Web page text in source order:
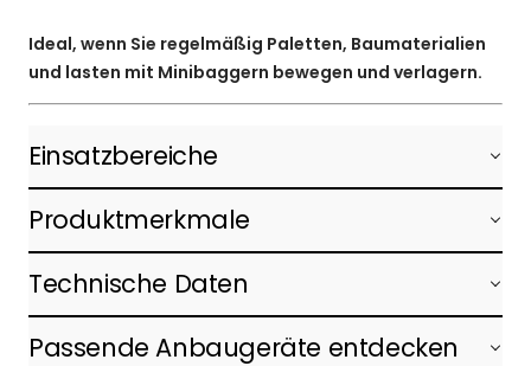
Ideal, wenn Sie regelmäßig Paletten, Baumaterialien
und lasten mit Minibaggern bewegen und verlagern.
Einsatzbereiche
Produktmerkmale
Technische Daten
Passende Anbaugeräte entdecken